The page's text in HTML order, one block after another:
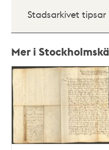
Stadsarkivet tipsar
Mer i
Relaterade
poster
och
teman